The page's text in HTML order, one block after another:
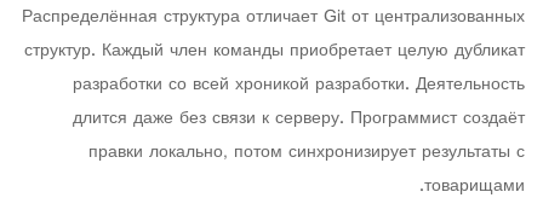
Распределённая структура отличает Git от централизованных
структур. Каждый член команды приобретает целую дубликат
разработки со всей хроникой разработки. Деятельность
длится даже без связи к серверу. Программист создаёт
правки локально, потом синхронизирует результаты с
товарищами.